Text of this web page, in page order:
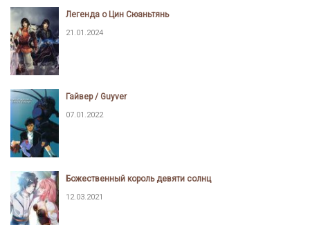
Легенда о Цин Сюаньтянь
21.01.2024
Гайвер / Guyver
07.01.2022
Божественный король девяти солнц
12.03.2021